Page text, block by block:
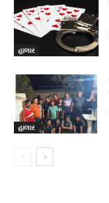
હાલાર
હાલાર